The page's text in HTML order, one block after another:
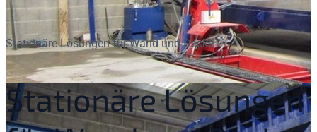
Stationäre Lösungen für Wand und Decke
Stationäre Lösungen